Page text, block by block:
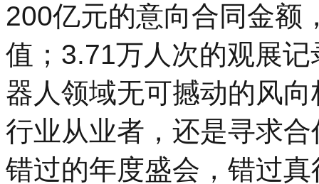
200亿元的意向合同金额
值；3.71万人次的观展
器人领域无可撼动的风
行业从业者，还是寻求
错过的年度盛会，错过